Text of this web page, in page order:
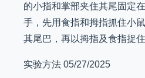
的小指和掌部夹住其尾固定
手，先用食指和拇指抓住小
其尾巴，再以拇指及食指捉
实验方法 05/27/2025